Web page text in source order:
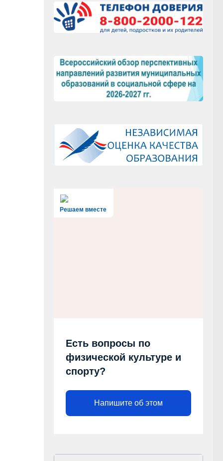
Решаем вместе
Есть вопросы по
физической культуре и
спорту?
Напишите об этом